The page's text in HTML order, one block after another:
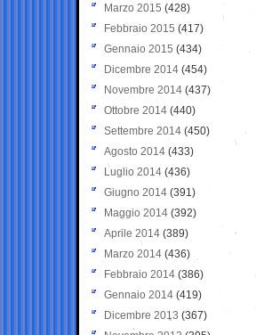
Marzo 2015 (428)
Febbraio 2015 (417)
Gennaio 2015 (434)
Dicembre 2014 (454)
Novembre 2014 (437)
Ottobre 2014 (440)
Settembre 2014 (450)
Agosto 2014 (433)
Luglio 2014 (436)
Giugno 2014 (391)
Maggio 2014 (392)
Aprile 2014 (389)
Marzo 2014 (436)
Febbraio 2014 (386)
Gennaio 2014 (419)
Dicembre 2013 (367)